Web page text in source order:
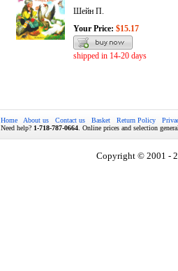
Шейн П.
Your Price: $15.17
shipped in 14-20 days
Home About us Contact us Basket Return Policy
Need help? 1-718-787-0664 . Online prices and selection
Copyright © 2001 -